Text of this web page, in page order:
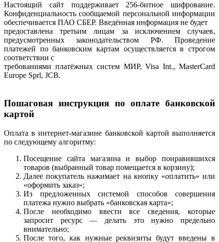
Настоящий сайт поддерживает 256-битное шифрование.
Конфиденциальность сообщаемой персональной информации
обеспечивается ПАО СБЕР. Введённая информация не будет
предоставлена третьим лицам за исключением случаев,
предусмотренных законодательством РФ. Проведение
платежей по банковским картам осуществляется в строгом
соответствии с
требованиями платёжных систем МИР, Visa Int., MasterCard
Europe Sprl, JCB.
Пошаговая инструкция по оплате банковской
картой
Оплата в интернет-магазине банковской картой выполняется
по следующему алгоритму:
Посещение сайта магазина и выбор понравившихся
товаров (выбранный товар помещается в корзину);
Далее покупатель нажимает на кнопку «оплатить» или
«оформить заказ»;
Из предложенных системой способов совершения
платежа нужно выбрать «банковская карта»;
После необходимо ввести все сведения, которые
запросит ресурс — делать это нужно предельно
внимательно;
После того, как нужные реквизиты будут введены в